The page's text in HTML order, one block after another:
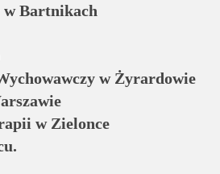
w Bartnikach
w Żyrardowie
w Zielonce